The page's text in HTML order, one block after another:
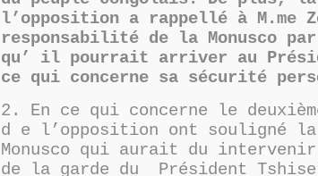
l’opposition a rappellé à M.me
responsabilité de la Monusco
qu’ il pourrait arriver au
ce qui concerne sa sécurité
2. En ce qui concerne le
d e l’opposition ont souligné
Monusco qui aurait du intervenir
de la garde du Président